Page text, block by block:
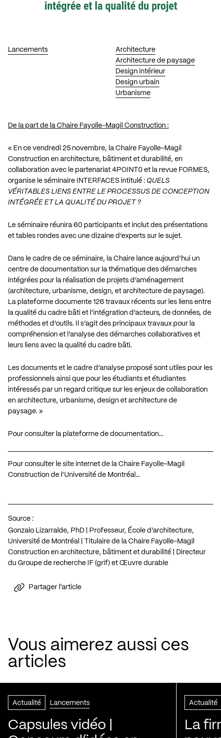
Lancements
Architecture
Architecture de paysage
Design intérieur
Design urbain
Urbanisme
De la part de la Chaire Fayolle-Magil Construction :
« En ce vendredi 25 novembre, la Chaire Fayolle-Magil
Construction en architecture, bâtiment et durabilité, en
collaboration avec le partenariat 4POINT0 et la revue FORMES,
organise le séminaire INTERFACES intitulé : QUELS
VÉRITABLES LIENS ENTRE LE PROCESSUS DE CONCEPTION
INTÉGRÉE ET LA QUALITÉ DU PROJET ?
Le séminaire réunira 60 participants et inclut des présentations
et tables rondes avec une dizaine d’experts sur le sujet.
Dans le cadre de ce séminaire, la Chaire lance aujourd’hui un
centre de documentation sur la thématique des démarches
intégrées pour la réalisation de projets d’aménagement
(architecture, urbanisme, design, et architecture de paysage).
La plateforme documente 126 travaux récents sur les liens entre
la qualité du cadre bâti et l’intégration d’acteurs, de données, de
méthodes et d’outils. Il s’agit des principaux travaux pour la
compréhension et l’analyse des démarches collaboratives et
leurs liens avec la qualité du cadre bâti.
Les documents et le cadre d’analyse proposé sont utiles pour les
professionnels ainsi que pour les étudiants et étudiantes
intéressés par un regard critique sur les enjeux de collaboration
en architecture, urbanisme, design et architecture de
paysage. »
Pour consulter la plateforme de documentation…
Pour consulter le site internet de la Chaire Fayolle-Magil
Construction de l’Université de Montréal…
Source :
Gonzalo Lizarralde, PhD | Professeur, École d’architecture,
Université de Montréal | Titulaire de la Chaire Fayolle-Magil
Construction en architecture, bâtiment et durabilité | Directeur
du Groupe de recherche IF (grif) et Œuvre durable
Partager l'article
Vous aimerez aussi ces
articles
Actualité Lancements
Capsules vidéo |
Actualité
La